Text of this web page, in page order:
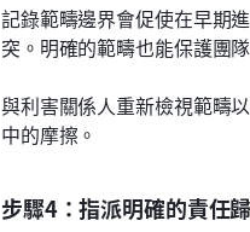
記錄範疇邊界會促使在早期
突。明確的範疇也能保護團
與利害關係人重新檢視範疇
中的摩擦。
步驟4：指派明確的責任